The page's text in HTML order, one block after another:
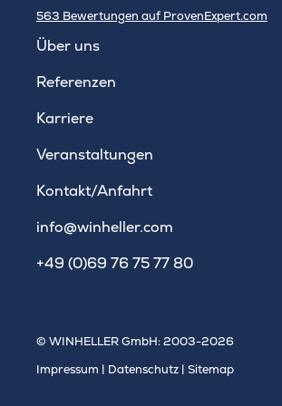
563 Bewertungen auf ProvenExpert.com
Über uns
Referenzen
Karriere
Veranstaltungen
Kontakt/Anfahrt
info@winheller.com
+49 (0)69 76 75 77 80
© WINHELLER GmbH: 2003-2026
Impressum | Datenschutz | Sitemap